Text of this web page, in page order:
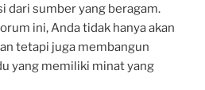
dari sumber yang beragam.
ini, Anda tidak hanya akan
tetapi juga membangun
yang memiliki minat yang